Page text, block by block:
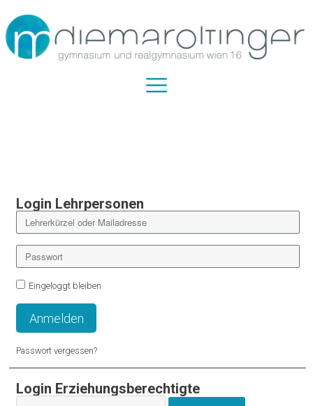
Login Lehrpersonen
Eingeloggt bleiben
Anmelden
Passwort vergessen?
Login Erziehungsberechtigte